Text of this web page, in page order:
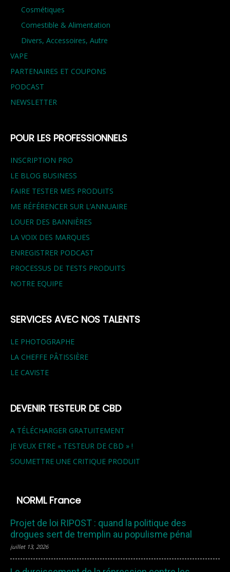
Cosmétiques
Comestible & Alimentation
Divers, Accessoires, Autre
VAPE
PARTENAIRES ET COUPONS
PODCAST
NEWSLETTER
POUR LES PROFESSIONNELS
INSCRIPTION PRO
LE BLOG BUSINESS
FAIRE TESTER MES PRODUITS
ME RÉFÉRENCER SUR L’ANNUAIRE
LOUER DES BANNIÈRES
LA VOIX DES MARQUES
ENREGISTRER PODCAST
PROCESSUS DE TESTS PRODUITS
NOTRE EQUIPE
SERVICES AVEC NOS TALENTS
LE PHOTOGRAPHE
LA CHEFFE PÂTISSIÈRE
LE CAVISTE
DEVENIR TESTEUR DE CBD
A TÉLÉCHARGER GRATUITEMENT
JE VEUX ETRE « TESTEUR DE CBD » !
SOUMETTRE UNE CRITIQUE PRODUIT
NORML France
Projet de loi RIPOST : quand la politique des
drogues sert de tremplin au populisme pénal
juillet 13, 2026